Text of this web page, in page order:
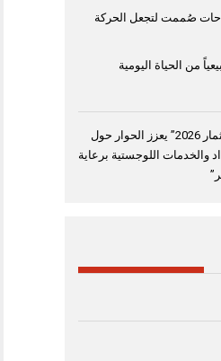
صُممت لتجعل الحركة
من الحياة اليومية
“منتدى الشارقة للاستثمار 2026” يعزز الحوار حول
والخدمات اللوجستية برعاية